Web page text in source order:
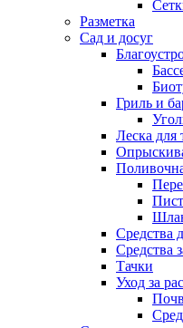
Разметка
Сад и досуг
Гриль и
Леска для
Средства
Средства
Тачки
Уход за